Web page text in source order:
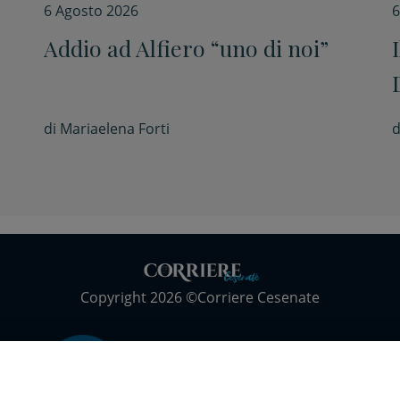
6 Agosto 2026
Addio ad Alfiero “uno di noi”
di Mariaelena Forti
Copyright 2026 ©Corriere Cesenate